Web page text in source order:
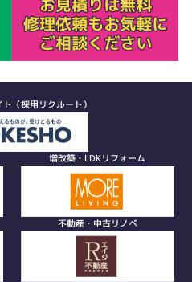
（採用リクルート）
増改築・LDKリフォーム
不動産・中古リノベ